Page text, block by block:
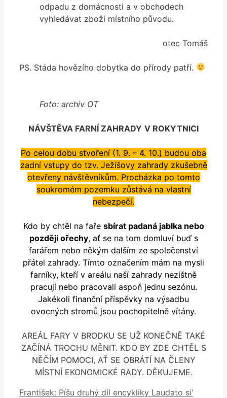
odpadu z domácnosti a v obchodech
vyhledávat zboží místního původu.
otec Tomáš
PS. Stáda hovězího dobytka do přírody patří.
Foto: archiv OT
NÁVŠTĚVA FARNÍ ZAHRADY V ROKYTNICI
Po celou dobu stvoření (1. 9. – 4. 10.) budou oba
zadní vstupy do tzv. Ježíšovy zahrady zkušebně
otevřeny návštěvníkům. Procházka po tomto
soukromém pozemku zůstává na vlastní
nebezpečí.
Kdo by chtěl na faře sbírat padaná jablka nebo
později ořechy, ať se na tom domluví buď s
farářem nebo někým dalším ze společenství
přátel zahrady. Tímto označením mám na mysli
farníky, kteří v areálu naší zahrady nezištně
pracují nebo pracovali aspoň jednu sezónu.
Jakékoli finanční příspěvky na výsadbu
ovocných stromů jsou pochopitelně vítány.
AREÁL FARY V BRODKU SE UŽ KONEČNĚ TAKÉ
ZAČÍNÁ TROCHU MĚNIT. KDO BY ZDE CHTĚL S
NĚČÍM POMOCI, AŤ SE OBRÁTÍ NA ČLENY
MÍSTNÍ EKONOMICKÉ RADY. DĚKUJEME.
František: Píšu druhý díl encykliky Laudato si‘